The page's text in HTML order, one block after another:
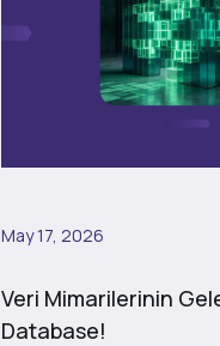
May 17, 2026
Veri Mimarilerinin
Database!